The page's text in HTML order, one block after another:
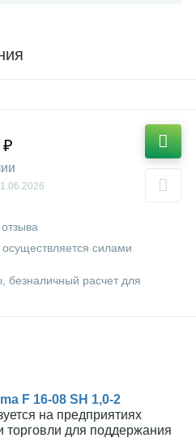
силами
безналичный расчет для
₽
F 16-08 SH 1,0-2
на предприятиях
торговли для поддержания